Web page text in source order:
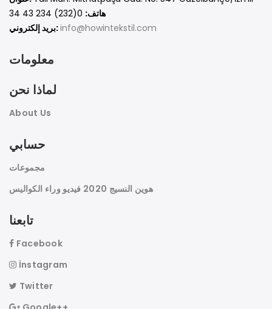
هاتف:
بريد إلكتروني:info@howintekstil.com
معلومات
لماذا نحن
About Us
حسابي
مجموعات
هوين النسيج 2020 فيديو وراء الكواليس
تابعنا
Facebook
İnstagram
Twitter